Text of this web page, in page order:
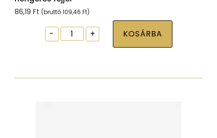
86,19 Ft (bruttó109,46 Ft)
-
Ablak
tokrögzítõ
7,5x152
+ KOSÁRBA